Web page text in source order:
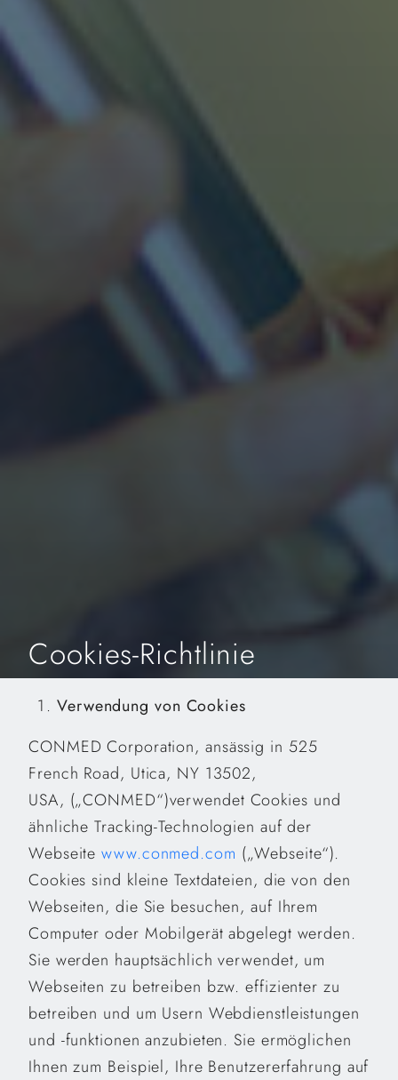
Cookies-Richtlinie
Verwendung von Cookies
CONMED Corporation, ansässig in 525
French Road, Utica, NY 13502,
USA, („CONMED“)verwendet Cookies und
ähnliche Tracking-Technologien auf der
Webseitewww.conmed.com („Webseite“).
Cookies sind kleine Textdateien, die von den
Webseiten, die Sie besuchen, auf Ihrem
Computer oder Mobilgerät abgelegt werden.
Sie werden hauptsächlich verwendet, um
Webseiten zu betreiben bzw. effizienter zu
betreiben und um Usern Webdienstleistungen
und -funktionen anzubieten. Sie ermöglichen
Ihnen zum Beispiel, Ihre Benutzererfahrung auf